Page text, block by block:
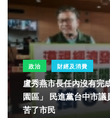
政治 財經及消費
盧秀燕市長任內沒有完
園區」 民進黨台中市議員李天生呼籲不要「躺平」
苦了市民